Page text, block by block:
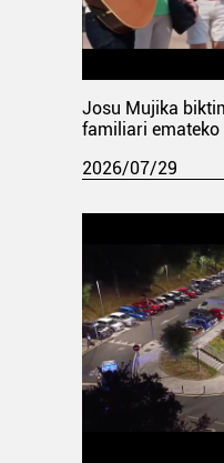
Josu Mujika
familiari emateko
2026/07/29